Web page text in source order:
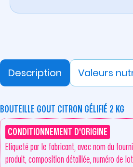
Description Valeurs
BOUTEILLE GOUT CITRON GÉLIFIÉ 2 KG
CONDITIONNEMENT D'ORIGINE
Etiqueté par le fabricant, avec nom du
produit, composition détaillée, numéro de